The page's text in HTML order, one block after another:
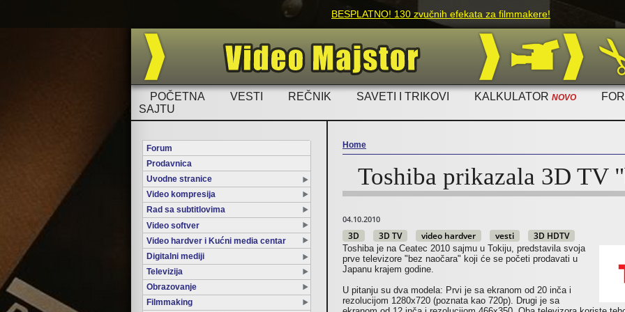
BESPLATNO! 130 zvučnih efekata za filmmakere!
POČETNA VESTI REČNIK SAVETI I TRIKOVI KALKULATOR NOVO
SAJTU
Forum
Prodavnica
Uvodne stranice
Video kompresija
Rad sa subtitlovima
Video softver
Video hardver i Kućni media centar
Digitalni mediji
Televizija
Obrazovanje
Filmmaking
You are here
Home
Toshiba prikazala 3D TV
04.10.2010
3D 3D TV video hardver vesti 3D HDTV
Toshiba je na Ceatec 2010 sajmu u Tokiju, predstavila svoja
prve televizore "bez naočara" koji će se početi prodavati u
Japanu krajem godine.
U pitanju su dva modela: Prvi je sa ekranom od 20 inča i
rezolucijom 1280x720 (poznata kao 720p). Drugi je sa